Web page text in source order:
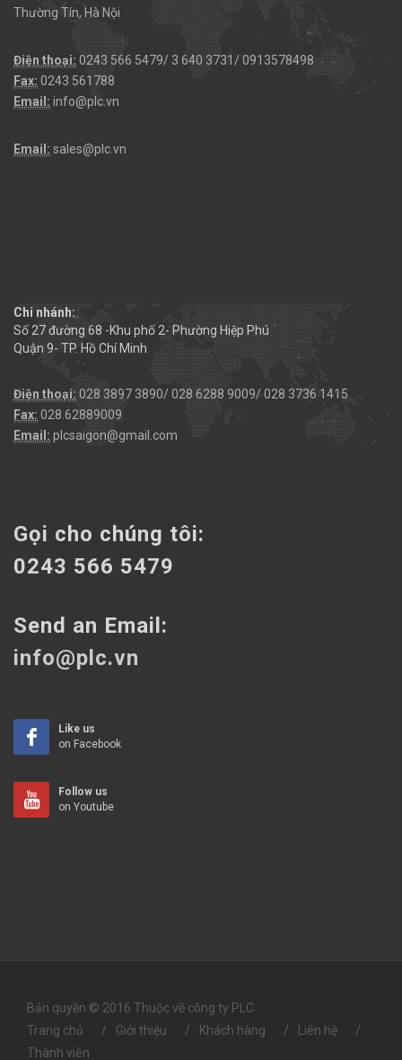
Thường Tín, Hà Nội
Điện thoại: 0243 566 5479/ 3 640 3731/ 0913578498
Fax: 0243 561788
Email: info@plc.vn
Email: sales@plc.vn
Chi nhánh:
Số 27 đường 68 -Khu phố 2- Phường Hiệp Phú
Quận 9- TP. Hồ Chí Minh
Điện thoại: 028 3897 3890/ 028 6288 9009/ 028 3736 1415
Fax: 028.62889009
Email: plcsaigon@gmail.com
Gọi cho chúng tôi:
0243 566 5479
Send an Email:
info@plc.vn
Like us
on Facebook
Follow us
on Youtube
Bản quyền © 2016 Thuộc về công ty PLC
Trang chủ
Giới thiệu Khách hàng
Liên hệ
Thành viên